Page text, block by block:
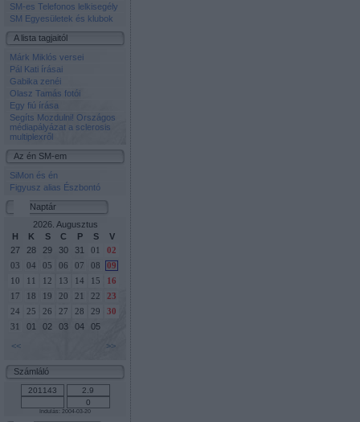
SM-es Telefonos lelkisegély
SM Egyesületek és klubok
A lista tagjaitól
Márk Miklós versei
Pál Kati írásai
Gabika zenéi
Olasz Tamás fotói
Egy fiú írása
Segíts Mozdulni! Országos
médiapályázat a sclerosis
multiplexről
Az én SM-em
SiMon és én
Figyusz alias Észbontó
Naptár
2026. Augusztus
H
K S C P S
V
27
28 29 30 31 01
02
03
04 05 06 07 08
09
10
11 12 13 14 15
16
17
18 19 20 21 22
23
24
25 26 27 28 29
30
31
01 02 03 04
05
<<
>>
Számláló
Indulás: 2004-03-20